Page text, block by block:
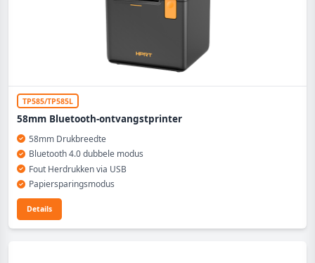
TP585/TP585L
58mm Bluetooth-ontvangstprinter
58mm Drukbreedte
Bluetooth 4.0 dubbele modus
Fout Herdrukken via USB
Papiersparingsmodus
Details